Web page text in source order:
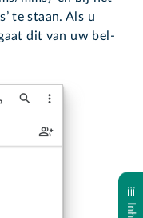
te staan. Als u
dit van uw bel-